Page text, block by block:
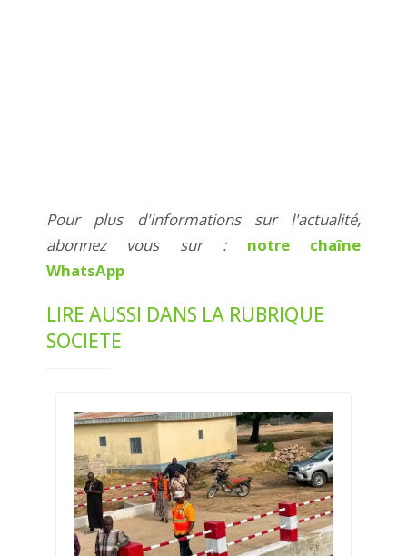
Pour plus d'informations sur l'actualité,
abonnez vous sur : notre chaîne
WhatsApp
LIRE AUSSI DANS LA RUBRIQUE
SOCIETE